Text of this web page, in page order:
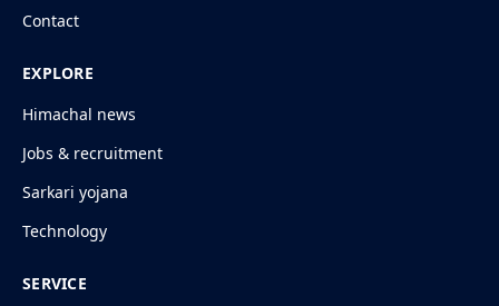
Contact
EXPLORE
Himachal news
Jobs & recruitment
Sarkari yojana
Technology
SERVICE